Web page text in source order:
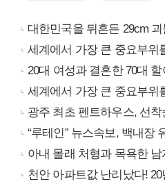
대한민국을 뒤흔든 29cm
세계에서 가장 큰 중요부위
20대 여성과 결혼한 70대
세계에서 가장 큰 중요부위
광주 최초 펜트하우스, 선착
“루테인” 뉴스속보, 백내장
아내 몰래 처형과 목욕한 남
천안 아파트값 난리났다!